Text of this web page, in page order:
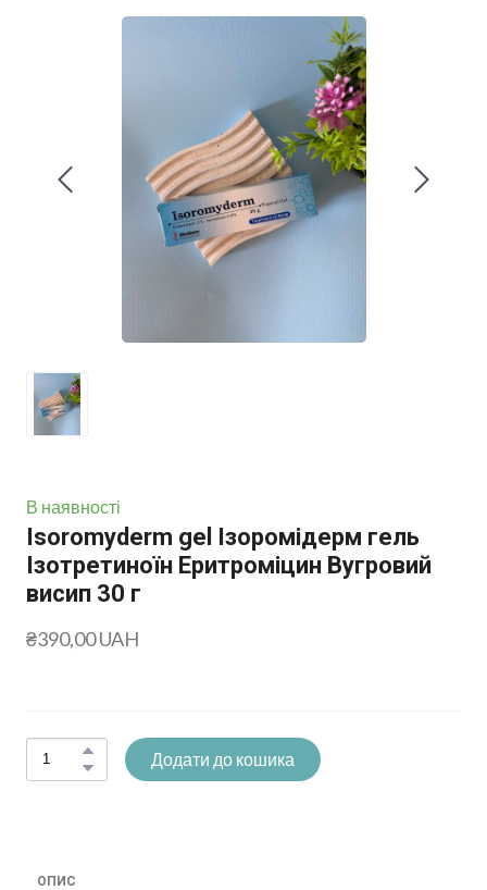
В наявності
Isoromyderm gel Ізоромідерм гель
Ізотретиноїн Еритроміцин Вугровий
висип 30 г
₴390,00 UAH
Додати до кошика
ОПИС